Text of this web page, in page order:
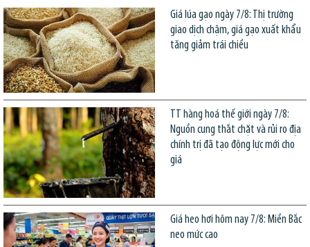
Giá lúa gạo ngày 7/8: Thị trường
giao dịch chậm, giá gạo xuất khẩu
tăng giảm trái chiều
TT hàng hoá thế giới ngày 7/8:
Nguồn cung thắt chặt và rủi ro địa
chính trị đã tạo động lực mới cho
giá
Giá heo hơi hôm nay 7/8: Miền Bắc
neo mức cao